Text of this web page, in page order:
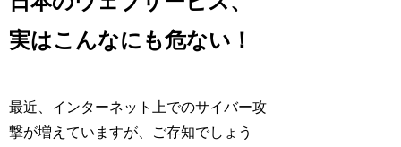
実はこんなにも危ない！
最近、インターネット上でのサイバー攻
撃が増えていますが、ご存知でしょう